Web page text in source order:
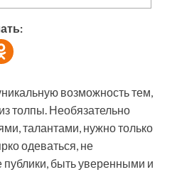
возможность тем,
толпы. Необязательно
талантами, нужно только
одеваться, не
быть уверенными и